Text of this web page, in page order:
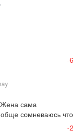
-6
Жена сама
сомневаюсь что
-2